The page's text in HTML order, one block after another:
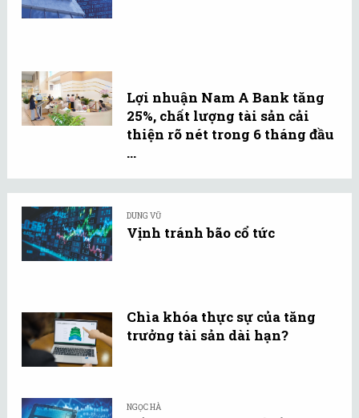
Lợi nhuận Nam A Bank tăng
25%, chất lượng tài sản cải
thiện rõ nét trong 6 tháng đầu
...
DUNG VŨ
Vịnh tránh bão cổ tức
Chìa khóa thực sự của tăng
trưởng tài sản dài hạn?
NGỌC HÀ